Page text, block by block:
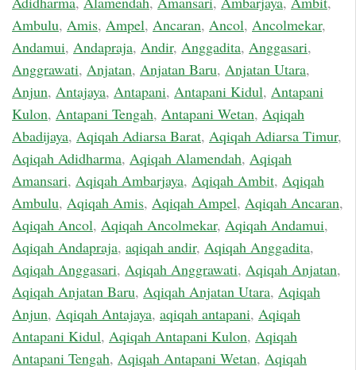
Ambulu, Amis, Ampel, Ancaran, Ancol, Ancolmekar,
Andamui, Andapraja, Andir, Anggadita, Anggasari,
Anggrawati, Anjatan, Anjatan Baru, Anjatan Utara,
Anjun, Antajaya, Antapani, Antapani Kidul, Antapani
Kulon, Antapani Tengah, Antapani Wetan, Aqiqah
Abadijaya, Aqiqah Adiarsa Barat, Aqiqah Adiarsa Timur,
Aqiqah Adidharma, Aqiqah Alamendah, Aqiqah
Amansari, Aqiqah Ambarjaya, Aqiqah Ambit, Aqiqah
Ambulu, Aqiqah Amis, Aqiqah Ampel, Aqiqah Ancaran,
Aqiqah Ancol, Aqiqah Ancolmekar, Aqiqah Andamui,
Aqiqah Andapraja, aqiqah andir, Aqiqah Anggadita,
Aqiqah Anggasari, Aqiqah Anggrawati, Aqiqah Anjatan,
Aqiqah Anjatan Baru, Aqiqah Anjatan Utara, Aqiqah
Anjun, Aqiqah Antajaya, aqiqah antapani, Aqiqah
Antapani Kidul, Aqiqah Antapani Kulon, Aqiqah
Antapani Tengah, Aqiqah Antapani Wetan, Aqiqah